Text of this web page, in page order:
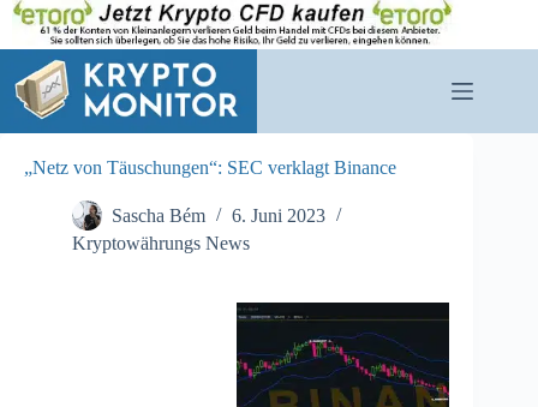
Zum
Inhalt
springen
„Netz von Täuschungen“: SEC verklagt Binance
Sascha Bém
6. Juni 2023
Kryptowährungs News